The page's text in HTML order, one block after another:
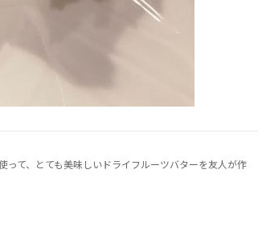
て、とても美味しいドライフルーツバターを友人が作